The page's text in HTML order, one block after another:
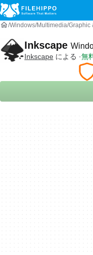
Windows Multimedia Graphic
Inkscape
Inkscape による 無